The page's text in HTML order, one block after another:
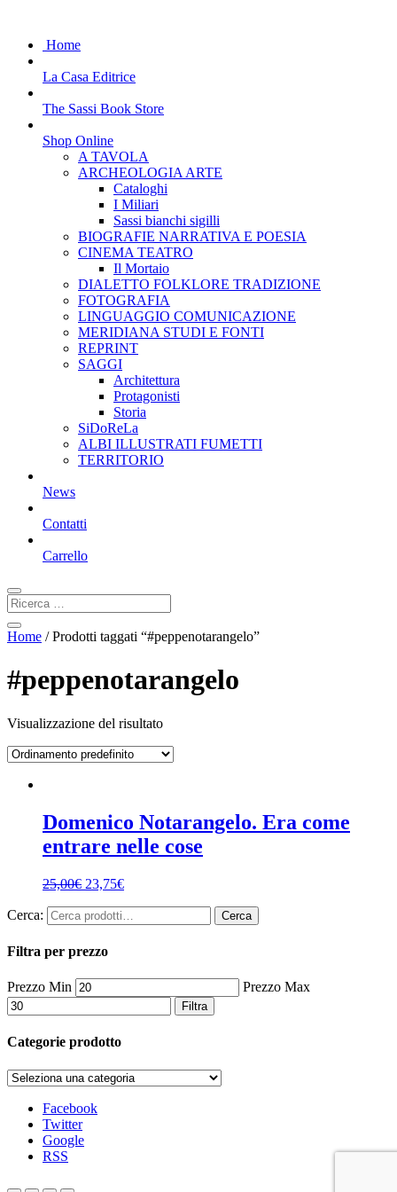
Home
La Casa Editrice
The Sassi Book Store
Shop Online
A TAVOLA
ARCHEOLOGIA ARTE
Cataloghi
I Miliari
Sassi bianchi sigilli
BIOGRAFIE NARRATIVA E POESIA
CINEMA TEATRO
Il Mortaio
DIALETTO FOLKLORE TRADIZIONE
FOTOGRAFIA
LINGUAGGIO COMUNICAZIONE
MERIDIANA STUDI E FONTI
REPRINT
SAGGI
Architettura
Protagonisti
Storia
SiDoReLa
ALBI ILLUSTRATI FUMETTI
TERRITORIO
News
Contatti
Carrello
Home / Prodotti taggati “#peppenotarangelo”
#peppenotarangelo
Visualizzazione del risultato
Domenico Notarangelo. Era come
entrare nelle cose
25,00€ 23,75€
Cerca: Cerca
Filtra per prezzo
Prezzo Min Prezzo Max
Filtra
Categorie prodotto
Facebook
Twitter
Google
RSS